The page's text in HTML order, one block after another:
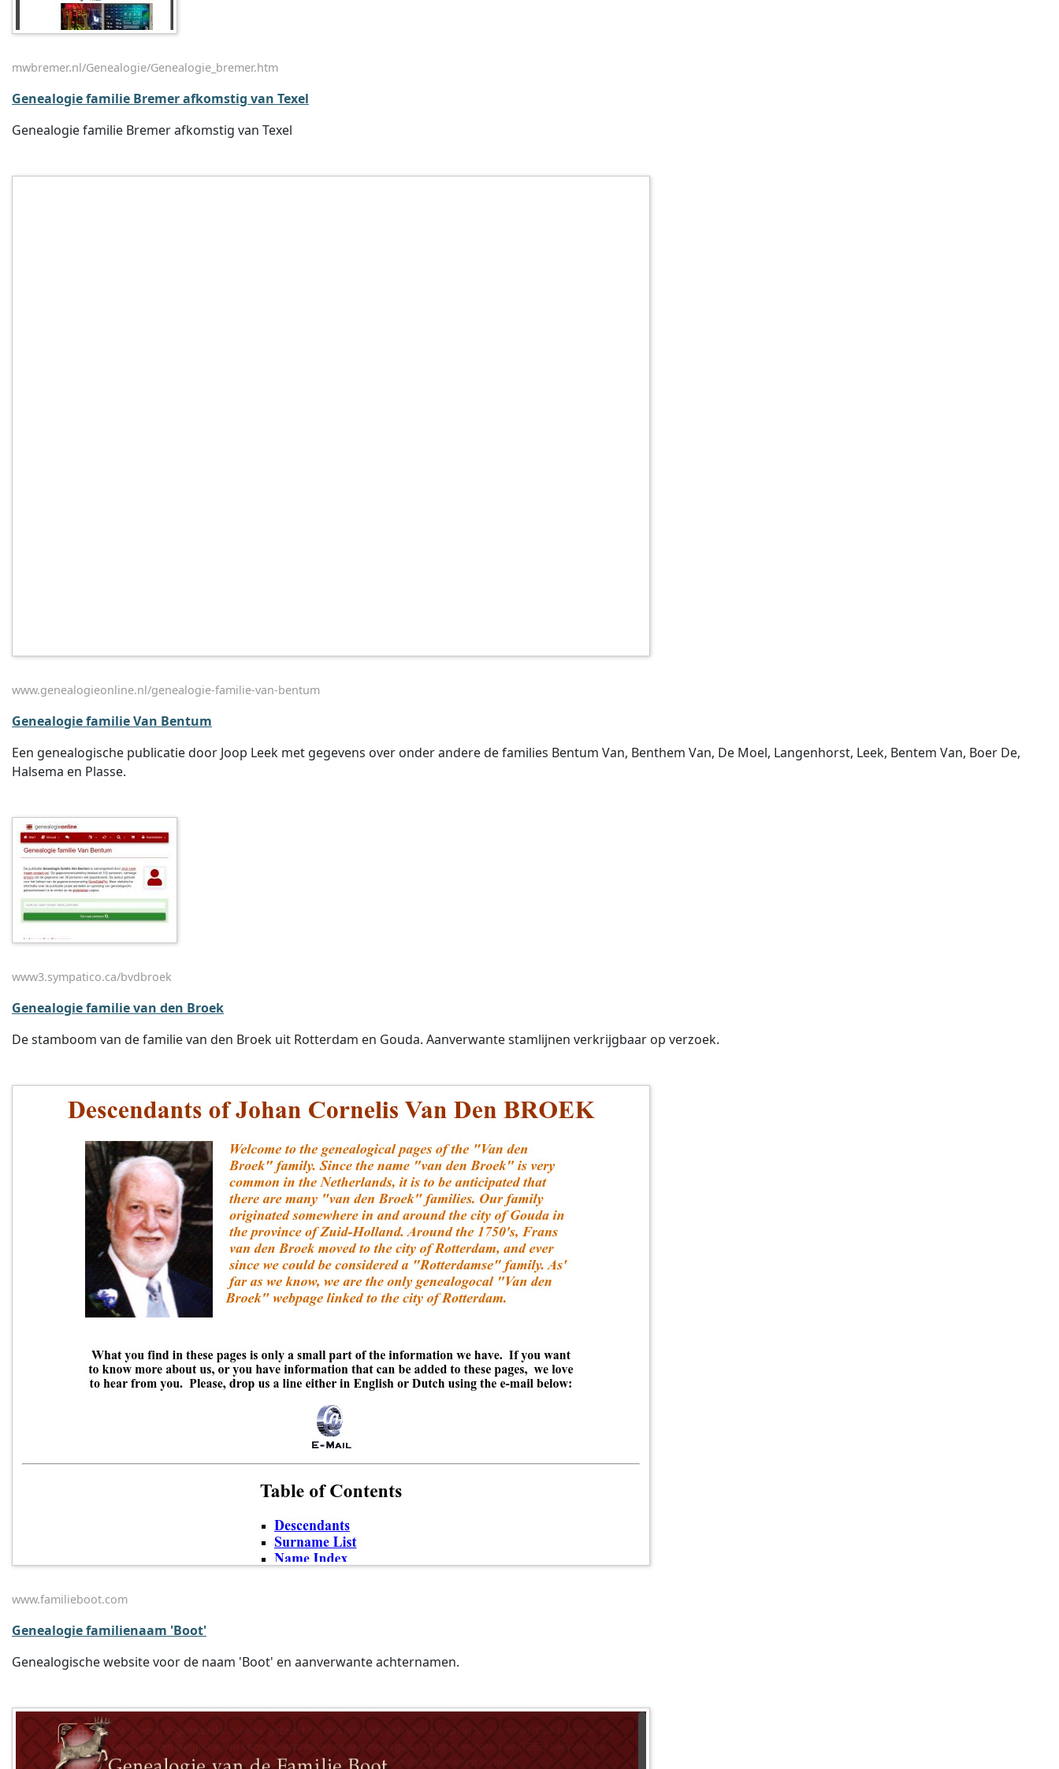
mwbremer.nl/Genealogie/Genealogie_bremer.htm
Genealogie familie Bremer afkomstig van Texel
Genealogie familie Bremer afkomstig van Texel
www.genealogieonline.nl/genealogie-familie-van-bentum
Genealogie familie Van Bentum
Een genealogische publicatie door Joop Leek met gegevens over onder andere de families Bentum Van, Benthem Van, De Moel, Langenhorst, Leek, Bentem Van, Boer De,
Halsema en Plasse.
www3.sympatico.ca/bvdbroek
Genealogie familie van den Broek
De stamboom van de familie van den Broek uit Rotterdam en Gouda. Aanverwante stamlijnen verkrijgbaar op verzoek.
www.familieboot.com
Genealogie familienaam 'Boot'
Genealogische website voor de naam 'Boot' en aanverwante achternamen.